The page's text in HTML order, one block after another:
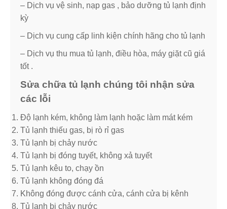
– Dịch vụ vệ sinh, nạp gas , bảo dưỡng tủ lạnh định
kỳ
– Dịch vụ cung cấp linh kiện chính hãng cho tủ lạnh
– Dịch vụ thu mua tủ lạnh, điều hòa, máy giặt cũ giá
tốt .
Sửa chữa tủ lạnh chúng tôi nhận sửa
các lỗi
Độ lạnh kém, không làm lạnh hoặc làm mát kém
Tủ lạnh thiếu gas, bị rò rỉ gas
Tủ lạnh bị chảy nước
Tủ lạnh bị đóng tuyết, không xả tuyết
Tủ lạnh kêu to, chạy ồn
Tủ lạnh không đóng đá
Không đóng được cánh cửa, cánh cửa bị kênh
Tủ lạnh bị chảy nước